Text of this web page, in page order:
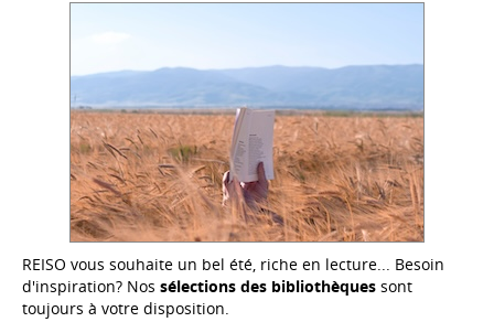
REISO vous souhaite un bel été, riche en lecture... Besoin
d'inspiration? Nos sélections des bibliothèques sont
toujours à votre disposition.